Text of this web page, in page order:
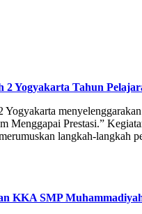
Yogyakarta Tahun
Menggapai Prestasi.”
langkah-langkah
KKA SMP